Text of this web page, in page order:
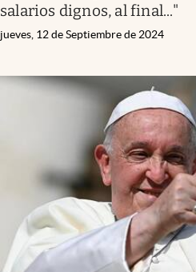
salarios dignos, al final..."
jueves, 12 de Septiembre de 2024